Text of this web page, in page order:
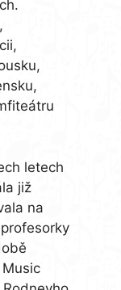
letech
již
na